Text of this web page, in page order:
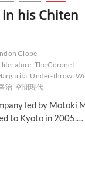
his Chiten
Globe
literature The Coronet
Under-throw
治 空間現代
led by Motoki
to Kyoto in 2005.…